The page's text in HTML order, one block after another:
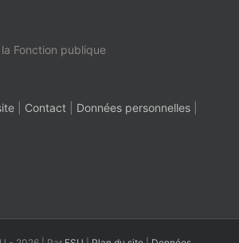
Fonction publique
Contact Données personnelles